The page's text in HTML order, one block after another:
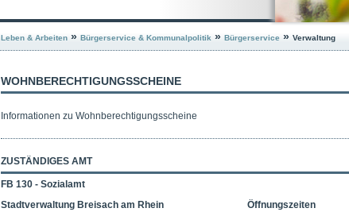
Leben & Arbeiten » Bürgerservice & Kommunalpolitik » Bürgerservice » Verwaltung
WOHNBERECHTIGUNGSSCHEINE
Informationen zu Wohnberechtigungsscheine
ZUSTÄNDIGES AMT
FB 130 - Sozialamt
Stadtverwaltung Breisach am Rhein
Öffnungszeiten